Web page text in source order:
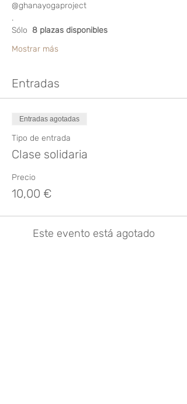
@ghanayogaproject
.
Sólo 8 plazas disponibles
Mostrar más
Entradas
Entradas agotadas
Tipo de entrada
Clase solidaria
Precio
10,00 €
Este evento está agotado